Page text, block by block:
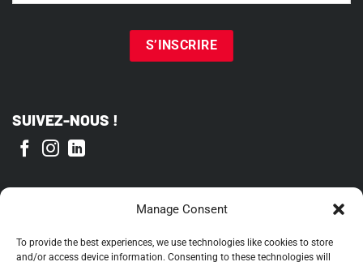
Manage Consent
To provide the best experiences, we use technologies like cookies to store
and/or access device information. Consenting to these technologies will
SUIVEZ-NOUS !